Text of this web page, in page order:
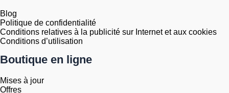
Blog
Politique de confidentialité
Conditions relatives à la publicité sur Internet et aux cookies
Conditions d’utilisation
Boutique en ligne
Mises à jour
Offres